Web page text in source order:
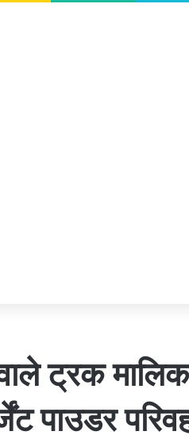
ट्रक
पाउडर